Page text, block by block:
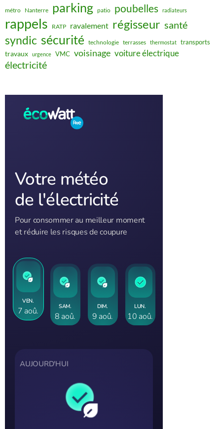
métro Nanterre parking patio poubelles radiateurs
rappels RATP ravalement régisseur santé
syndic sécurité technologie terrasses thermostat transports
travaux urgence VMC voisinage voiture électrique
électricité